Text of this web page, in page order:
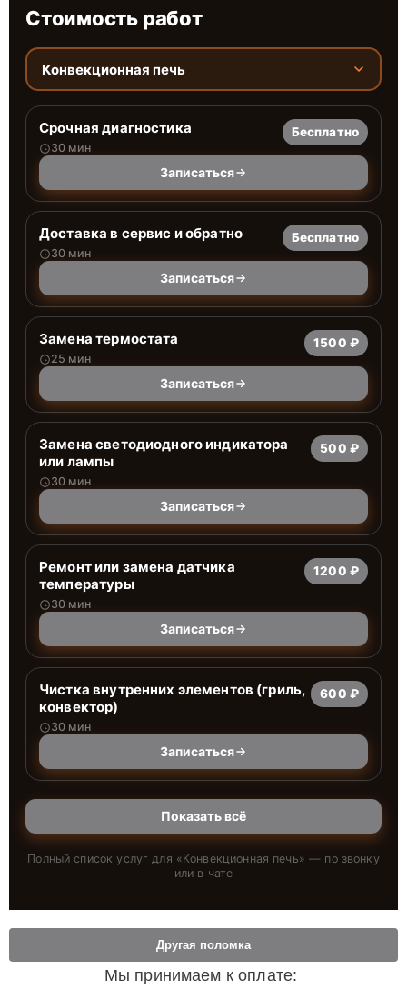
Стоимость работ
Конвекционная печь
Срочная диагностика
30 мин
Бесплатно
Записаться
Доставка в сервис и обратно
30 мин
Бесплатно
Записаться
Замена термостата
25 мин
1500 ₽
Записаться
Заменa светодиодного индикатора
или лампы
30 мин
500 ₽
Записаться
Ремонт или замена датчика
температуры
30 мин
1200 ₽
Записаться
Чистка внутренних элементов (гриль,
конвектор)
30 мин
600 ₽
Записаться
Показать всё
Полный список услуг для «Конвекционная печь» — по звонку
или в чате
Мы принимаем к оплате:
Другая поломка